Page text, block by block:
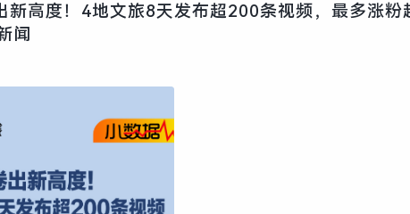
新高度！4地文旅8天发布超200条视频，最多涨粉
闻